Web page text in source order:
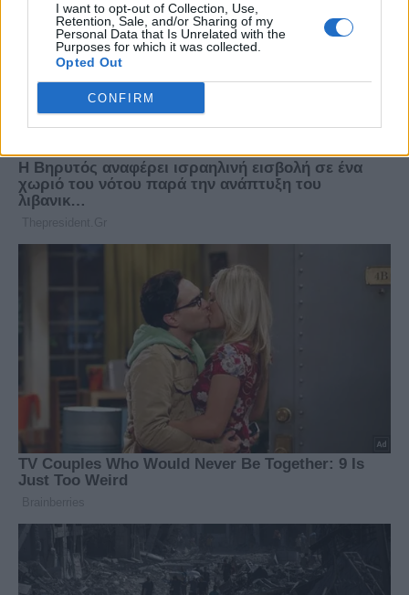
I want to opt-out of Collection, Use,
Retention, Sale, and/or Sharing of my
Personal Data that Is Unrelated with the
Purposes for which it was collected.
Opted Out
CONFIRM